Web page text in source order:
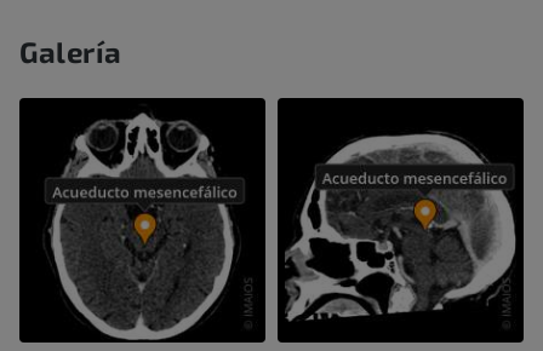
Galería